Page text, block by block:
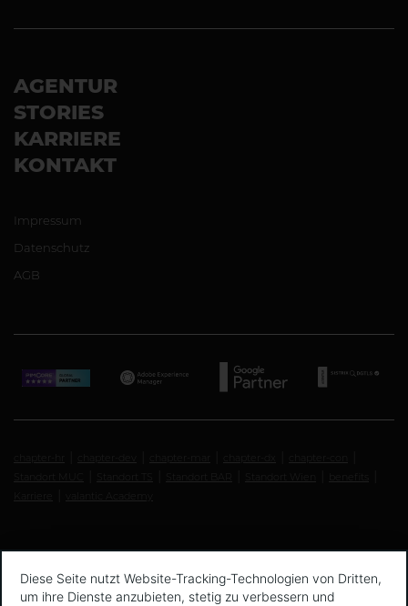
AGENTUR
STORIES
KARRIERE
KONTAKT
Impressum
Datenschutz
AGB
Diese Seite nutzt Website-Tracking-Technologien von Dritten,
um ihre Dienste anzubieten, stetig zu verbessern und